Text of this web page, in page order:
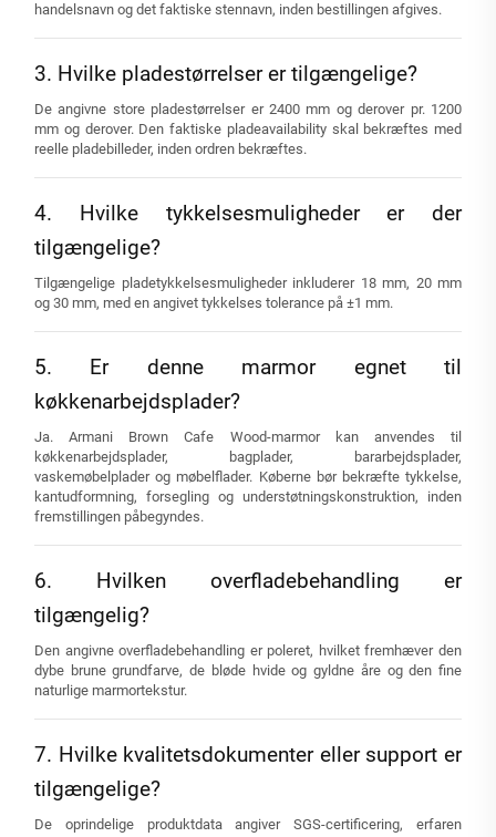
handelsnavn og det faktiske stennavn, inden bestillingen afgives.
3. Hvilke pladestørrelser er tilgængelige?
De angivne store pladestørrelser er 2400 mm og derover pr. 1200
mm og derover. Den faktiske pladeavailability skal bekræftes med
reelle pladebilleder, inden ordren bekræftes.
4. Hvilke tykkelsesmuligheder er der
tilgængelige?
Tilgængelige pladetykkelsesmuligheder inkluderer 18 mm, 20 mm
og 30 mm, med en angivet tykkelses tolerance på ±1 mm.
5. Er denne marmor egnet til
køkkenarbejdsplader?
Ja. Armani Brown Cafe Wood-marmor kan anvendes til
køkkenarbejdsplader, bagplader, bararbejdsplader,
vaskemøbelplader og møbelflader. Køberne bør bekræfte tykkelse,
kantudformning, forsegling og understøtningskonstruktion, inden
fremstillingen påbegyndes.
6. Hvilken overfladebehandling er
tilgængelig?
Den angivne overfladebehandling er poleret, hvilket fremhæver den
dybe brune grundfarve, de bløde hvide og gyldne åre og den fine
naturlige marmortekstur.
7. Hvilke kvalitetsdokumenter eller support er
tilgængelige?
De oprindelige produktdata angiver SGS-certificering, erfaren